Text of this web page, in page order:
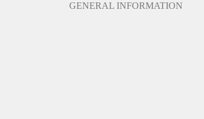
GENERAL INFORMATION